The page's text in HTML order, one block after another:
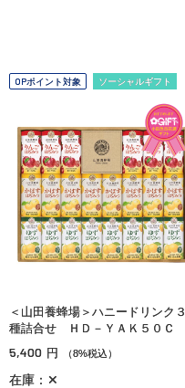
OPポイント対象 ソーシャルギフト
＜山田養蜂場＞ハニードリンク３
種詰合せ ＨＤ－ＹＡＫ５０Ｃ
5,400 円 （8%税込）
在庫：✕